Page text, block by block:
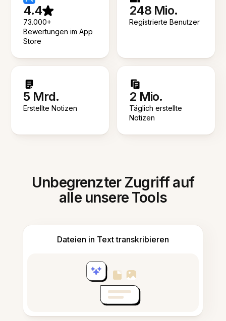
4.4
73.000+
Bewertungen im App
Store
248 Mio.
Registrierte Benutzer
5 Mrd.
Erstellte Notizen
2 Mio.
Täglich erstellte
Notizen
Unbegrenzter Zugriff auf
alle unsere Tools
Dateien in Text transkribieren